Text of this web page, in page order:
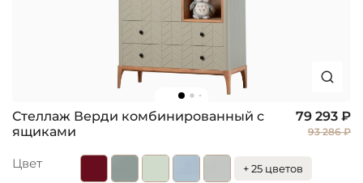
Стеллаж Верди комбинированный с
ящиками
79 293 ₽
93 286 ₽
Цвет + 25 цветов